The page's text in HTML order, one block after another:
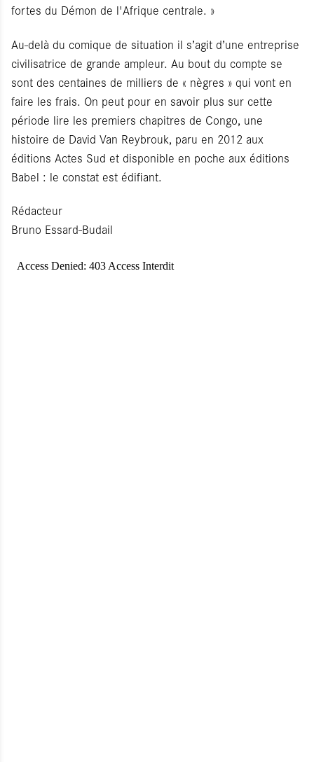
fortes du Démon de l'Afrique centrale. »
Au-delà du comique de situation il s’agit d’une entreprise
civilisatrice de grande ampleur. Au bout du compte se
sont des centaines de milliers de « nègres » qui vont en
faire les frais. On peut pour en savoir plus sur cette
période lire les premiers chapitres de Congo, une
histoire de David Van Reybrouk, paru en 2012 aux
éditions Actes Sud et disponible en poche aux éditions
Babel : le constat est édifiant.
Rédacteur
Bruno Essard-Budail